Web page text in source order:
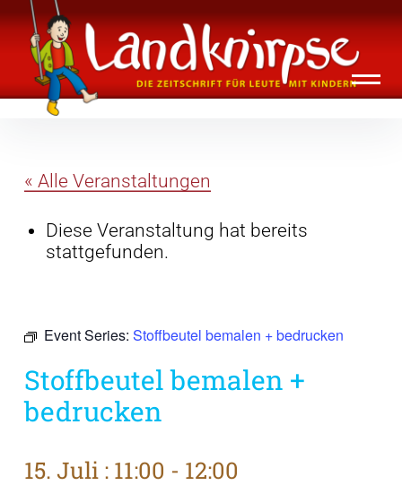
Inhalte
überspringen
Landknirpse – Die Zeitschrift für Leute
mit Kindern
« Alle Veranstaltungen
Diese Veranstaltung hat bereits
stattgefunden.
Event Series: Stoffbeutel bemalen + bedrucken
Stoffbeutel bemalen +
bedrucken
15. Juli : 11:00 - 12:00